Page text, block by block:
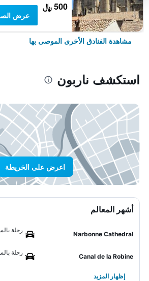
500 ﷼
عرض
مشاهدة الفنادق الأخرى الموصى بها
استكشف ناربون
اعرض على الخريطة
أشهر المعالم
Narbonne Cathedral
رحلة بالسيارة
Canal de la Robine
رحلة بالسيارة
إظهار المزيد